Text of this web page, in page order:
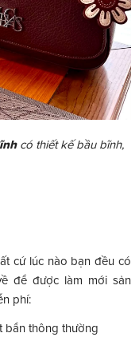
có thiết kế bầu bĩnh,
cứ lúc nào bạn đều có
để được làm mới sản
phí:
bẩn thông thường